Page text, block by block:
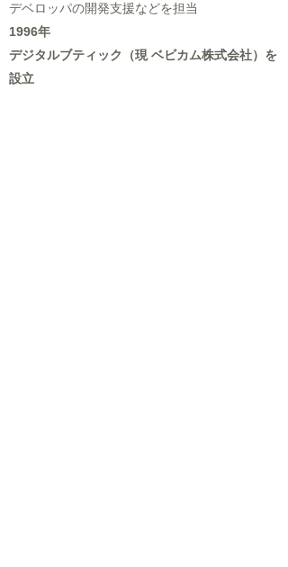
デベロッパの開発支援などを担当
1996年
デジタルブティック（現 ベビカム株式会社）を
設立